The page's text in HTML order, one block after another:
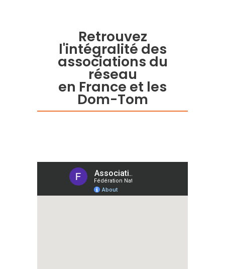
Retrouvez
l'intégralité des
associations du
réseau
en France et les
Dom-Tom